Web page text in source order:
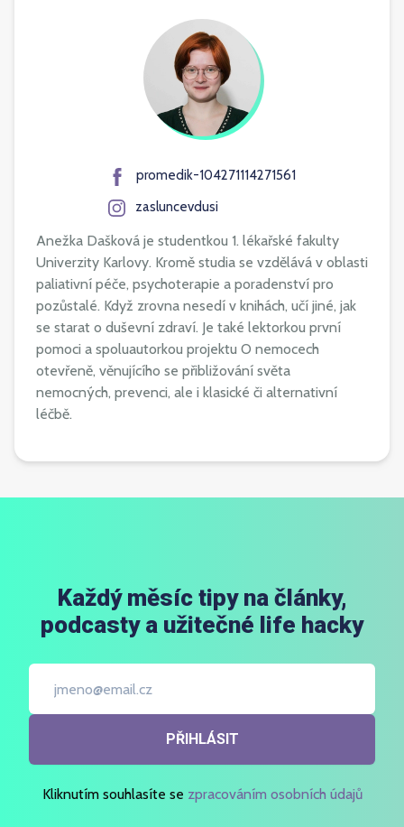
promedik-104271114271561
zasluncevdusi
Anežka Dašková je studentkou 1. lékařské fakulty
Univerzity Karlovy. Kromě studia se vzdělává v oblasti
paliativní péče, psychoterapie a poradenství pro
pozůstalé. Když zrovna nesedí v knihách, učí jiné, jak
se starat o duševní zdraví. Je také lektorkou první
pomoci a spoluautorkou projektu O nemocech
otevřeně, věnujícího se přibližování světa
nemocných, prevenci, ale i klasické či alternativní
léčbě.
Každý měsíc tipy na články,
podcasty a užitečné life hacky
PŘIHLÁSIT
Kliknutím souhlasíte se zpracováním osobních údajů